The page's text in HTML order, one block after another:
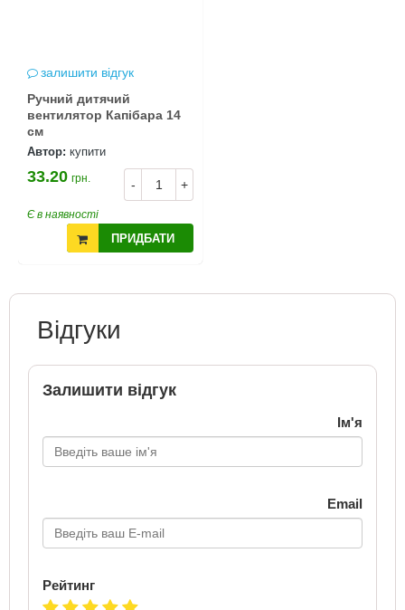
залишити відгук
Ручний дитячий
вентилятор Капібара 14
см
Автор: купити
- +
33.20 грн.
Є в наявності
ПРИДБАТИ
Відгуки
Залишити відгук
Ім'я
Email
Рейтинг